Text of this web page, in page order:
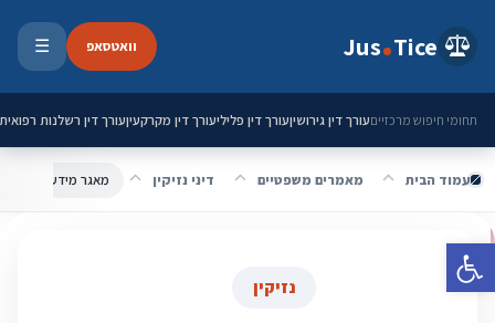
פתח סרגל נגישות
Jus Tice וואטסאפ ☰
תחומי חיפוש מרכזייםעורך דין גירושיןעורך דין פליליעורך דין מקרקעיןעורך דין רשלנות רפואית
עמוד הבית מאמרים משפטיים דיני נזיקין מאגר מידע רשלנות
נזיקין